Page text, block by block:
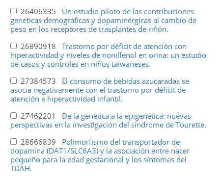
26406335 Un estudio piloto de las contribuciones
genéticas demográficas y dopaminérgicas al cambio de
peso en los receptores de trasplantes de riñón.
26890918 Trastorno por déficit de atención con
hiperactividad y niveles de nonilfenol en orina: un estudio
de casos y controles en niños taiwaneses.
27384573 El consumo de bebidas azucaradas se
asocia negativamente con el trastorno por déficit de
atención e hiperactividad infantil.
27462201 De la genética a la epigenética: nuevas
perspectivas en la investigación del síndrome de Tourette.
28666839 Polimorfismo del transportador de
dopamina (DAT1/SLC6A3) y la asociación entre nacer
pequeño para la edad gestacional y los síntomas del
TDAH.